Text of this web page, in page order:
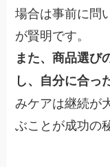
場合は事前に問
が賢明です。
また、商品選び
し、自分に合っ
みケアは継続が
ぶことが成功の